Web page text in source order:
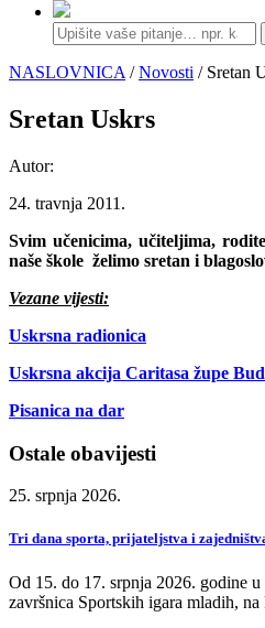
NASLOVNICA /Novosti / Sretan
Sretan Uskrs
Autor:
24. travnja 2011.
Svim učenicima, učiteljima,
naše škole želimo sretan i
Vezane vijesti:
Uskrsna radionica
Uskrsna akcija Caritasa župe
Pisanica na dar
Ostale obavijesti
25. srpnja 2026.
Tri dana sporta, prijateljstva i
Od 15. do 17. srpnja 2026. godine
završnica Sportskih igara mladih,